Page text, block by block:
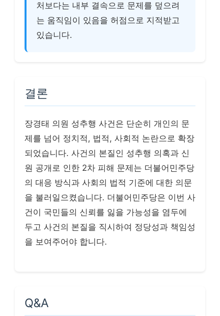
처보다는 내부 결속으로 문제를 덮으려
는 움직임이 있음을 허점으로 지적받고
있습니다.
결론
장경태 의원 성추행 사건은 단순히 개인의 문
제를 넘어 정치적, 법적, 사회적 논란으로 확장
되었습니다. 사건의 본질인 성추행 의혹과 신
원 공개로 인한 2차 피해 문제는 더불어민주당
의 대응 방식과 사회의 법적 기준에 대한 의문
을 불러일으켰습니다. 더불어민주당은 이번 사
건이 국민들의 신뢰를 잃을 가능성을 염두에
두고 사건의 본질을 직시하여 정당성과 책임성
을 보여주어야 합니다.
Q&A